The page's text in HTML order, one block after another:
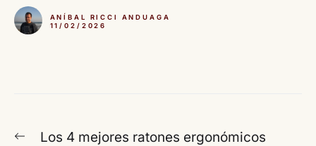
ANÍBAL RICCI ANDUAGA
11/02/2026
Navegación
EntradaLos 4 mejores ratones ergonómicos